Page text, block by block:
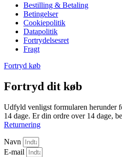
Bestilling & Betaling
Betingelser
Cookiepolitik
Datapolitik
Fortrydelsesret
Fragt
Fortryd køb
Fortryd dit køb
Udfyld venligst formularen herunder
14 dage. Er din ordre over 14 dage,
Returnering
Navn
E-mail